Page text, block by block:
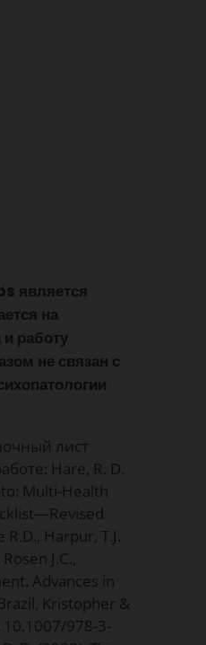
является
на
работу
не связан с
лист
Hare, R. D.
Multi-Health
Harpur, T.J.
J.C.,
Advances in
Kristopher &
10.1007/978-3-